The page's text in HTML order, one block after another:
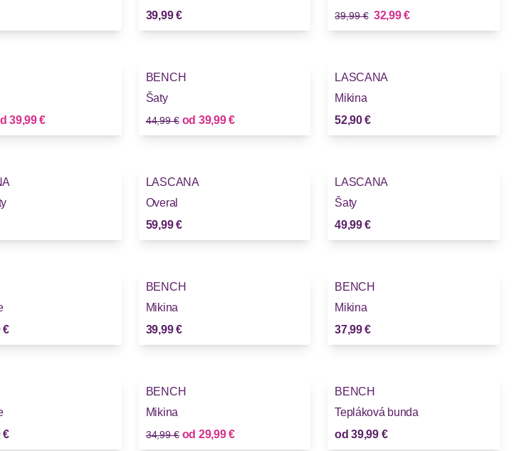
39,99 €
Stará cena
39,99 € Nová cena
32,99 €
Nová cena
39,99 €
BENCH
Šaty
Stará cena
44,99 € od Nová cena
39,99 €
LASCANA
Mikina
52,90 €
LASCANA
Overal
59,99 €
LASCANA
Šaty
49,99 €
€
BENCH
Mikina
39,99 €
BENCH
Mikina
37,99 €
€
BENCH
Mikina
Stará cena
34,99 € od Nová cena
29,99 €
BENCH
Tepláková bunda
od 39,99 €